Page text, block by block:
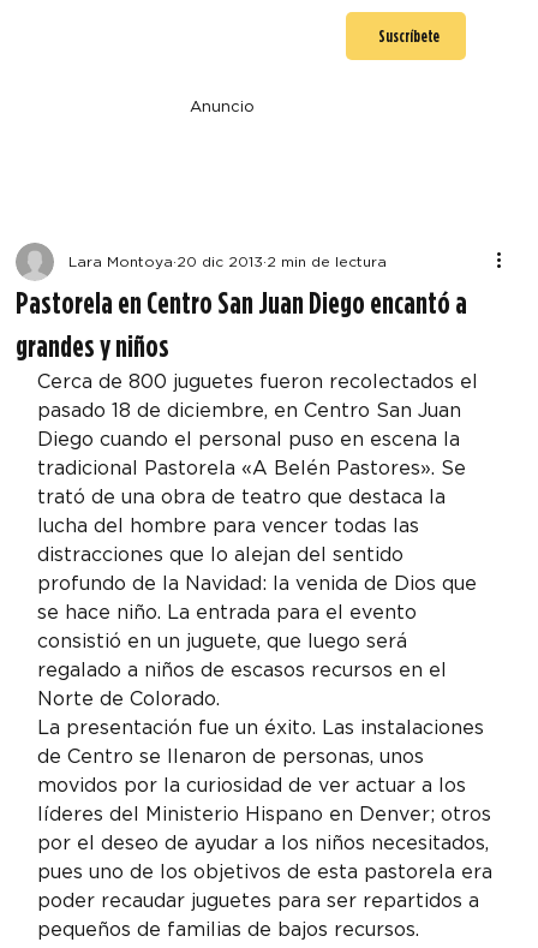
Suscríbete
Anuncio
Pastorela en Centro San Juan Diego encantó a
grandes y niños
Lara Montoya 20 dic 2013 2 min de lectura
Cerca de 800 juguetes fueron recolectados el
pasado 18 de diciembre, en Centro San Juan
Diego cuando el personal puso en escena la
tradicional Pastorela «A Belén Pastores». Se
trató de una obra de teatro que destaca la
lucha del hombre para vencer todas las
distracciones que lo alejan del sentido
profundo de la Navidad: la venida de Dios que
se hace niño. La entrada para el evento
consistió en un juguete, que luego será
regalado a niños de escasos recursos en el
Norte de Colorado.
La presentación fue un éxito. Las instalaciones
de Centro se llenaron de personas, unos
movidos por la curiosidad de ver actuar a los
líderes del Ministerio Hispano en Denver; otros
por el deseo de ayudar a los niños necesitados,
pues uno de los objetivos de esta pastorela era
poder recaudar juguetes para ser repartidos a
pequeños de familias de bajos recursos.